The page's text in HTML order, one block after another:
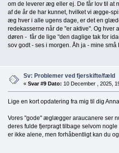
om de leverer æg eller ej. De får lov til at
af de år de har kunnet, hvilket vi ægge-
æg hver i alle ugens dage, er det en
redekasserne når de "er aktive". Og hver
døren - får de lige "den daglige tak for
sov godt - ses i morgen. Åh ja - mine små
Sv: Problemer ved fjerskifte/fæld
« Svar #9 Dato: 10 December , 2025,
Lige en kort opdatering fra mig til dig
Vores "gode" æglægger araucanere ser
deres fulde fjerpragt tilbage selvom
er ikke alene, men forhåbentligt kan du